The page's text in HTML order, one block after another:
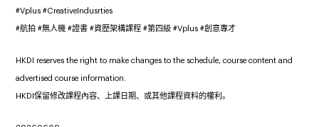
#Vplus #CreativeIndusrties
#航拍 #無人機 #證書 #資歷架構課程 #第四級 #Vplus #創意專才
HKDI reserves the right to make changes to the schedule, course content and
advertised course information.
HKDI保留修改課程內容、上課日期、或其他課程資料的權利。